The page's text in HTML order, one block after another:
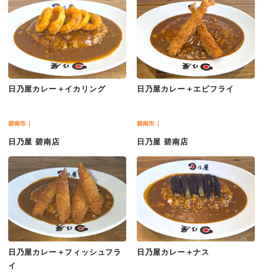
日乃屋カレー＋イカリング 日乃屋カレー＋エビフライ
碧南市
日乃屋 碧南店
日乃屋カレー＋フィッシュフラ
イ
碧南市
日乃屋 碧南店
日乃屋カレー＋ナス